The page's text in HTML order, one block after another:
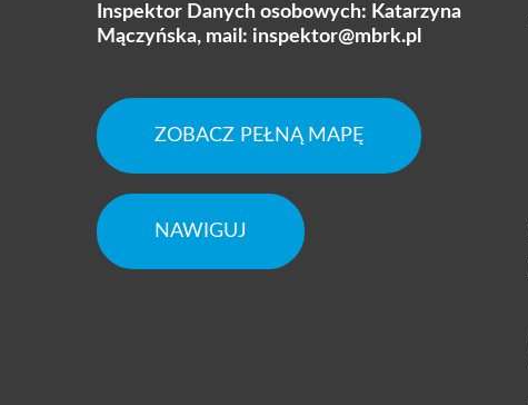
Inspektor Danych osobowych: Katarzyna
Mączyńska, mail: inspektor@mbrk.pl
ZOBACZ PEŁNĄ MAPĘ
NAWIGUJ